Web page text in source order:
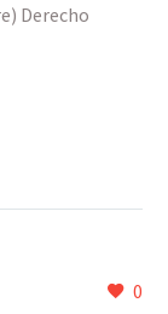
Derecho
0